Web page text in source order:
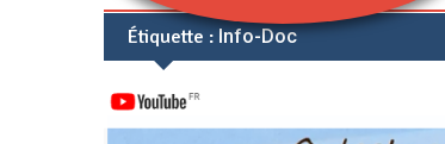
Collège Jules
Verne de Vittel
(Vosges)
Informations et ressources pour élèves,
parents et personnels
Étiquette : Info-Doc